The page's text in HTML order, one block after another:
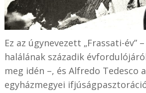
Ez az úgynevezett „Frassati-év”
halálának századik
meg idén –, és Alfredo Tedesco
egyházmegyei